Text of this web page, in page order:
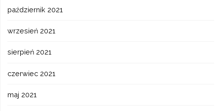
październik 2021
wrzesień 2021
sierpień 2021
czerwiec 2021
maj 2021